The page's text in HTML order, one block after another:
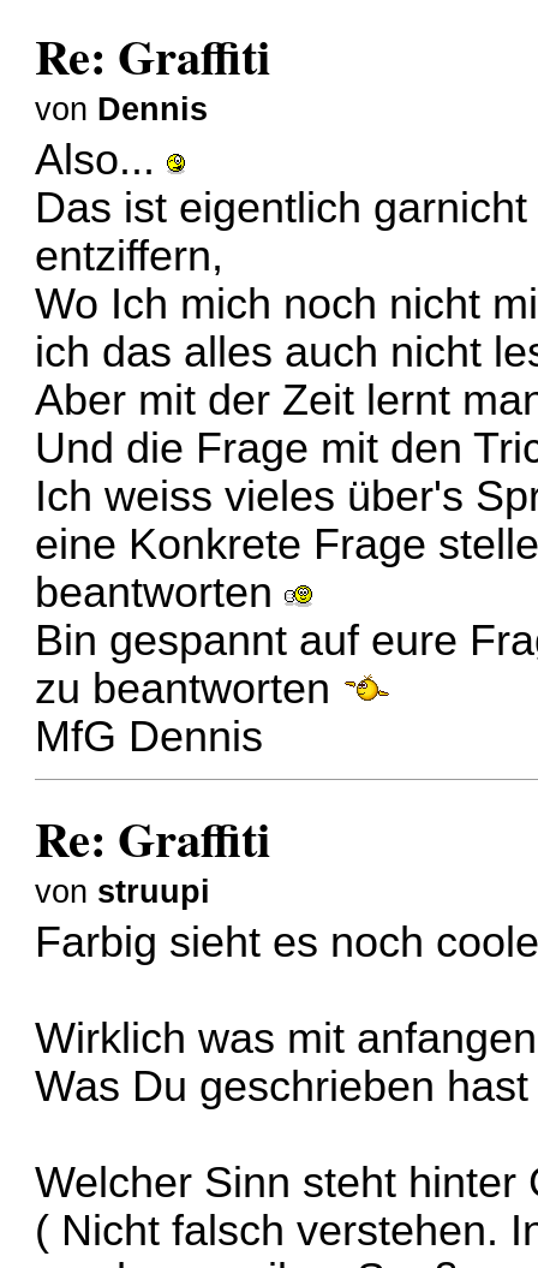
Re: Graffiti
von Dennis
Also...
Das ist eigentlich
entziffern,
Wo Ich mich noch nicht
ich das alles auch nicht
Aber mit der Zeit lernt
Und die Frage mit den
Ich weiss vieles über's
eine Konkrete Frage
beantworten
Bin gespannt auf eure
zu beantworten
MfG Dennis
Re: Graffiti
von struupi
Farbig sieht es noch
Wirklich was mit
Was Du geschrieben
Welcher Sinn steht hinter
( Nicht falsch verstehen.